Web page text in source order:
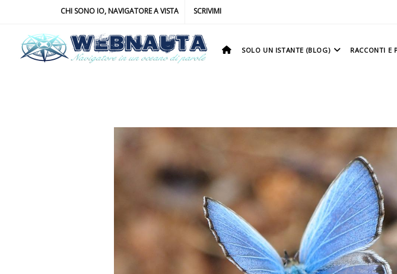
CHI SONO IO, NAVIGATORE A VISTA SCRIVIMI
SOLO UN ISTANTE (BLOG) RACCONTI E